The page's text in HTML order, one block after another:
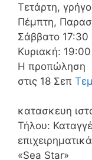
Τετάρτη,
Πέμπτη,
Σάββατο 17:30
Κυριακή: 19:00
Η προπώληση
στις 18 Σεπ Τεμ
κατασκευη
Τήλου:
«Sea Star»